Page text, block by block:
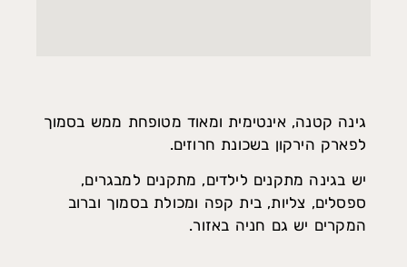
גינה קטנה, אינטימית ומאוד מטופחת ממש בסמוך
לפארק הירקון בשכונת חרוזים.
יש בגינה מתקנים לילדים, מתקנים למבגרים,
ספסלים, צליות, בית קפה ומכולת בסמוך וברוב
המקרים יש גם חניה באזור.